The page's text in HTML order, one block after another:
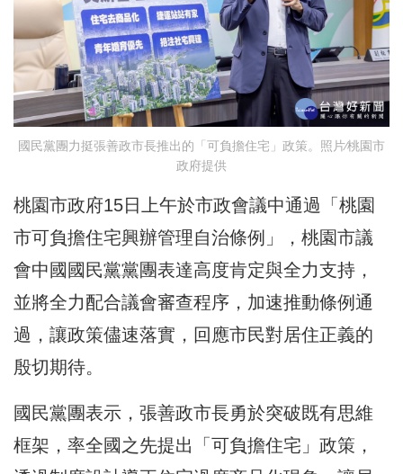
國民黨團力挺張善政市長推出的「可負擔住宅」政策。照片∕桃園市
政府提供
桃園市政府15日上午於市政會議中通過「桃園
市可負擔住宅興辦管理自治條例」，桃園市議
會中國國民黨黨團表達高度肯定與全力支持，
並將全力配合議會審查程序，加速推動條例通
過，讓政策儘速落實，回應市民對居住正義的
殷切期待。
國民黨團表示，張善政市長勇於突破既有思維
框架，率全國之先提出「可負擔住宅」政策，